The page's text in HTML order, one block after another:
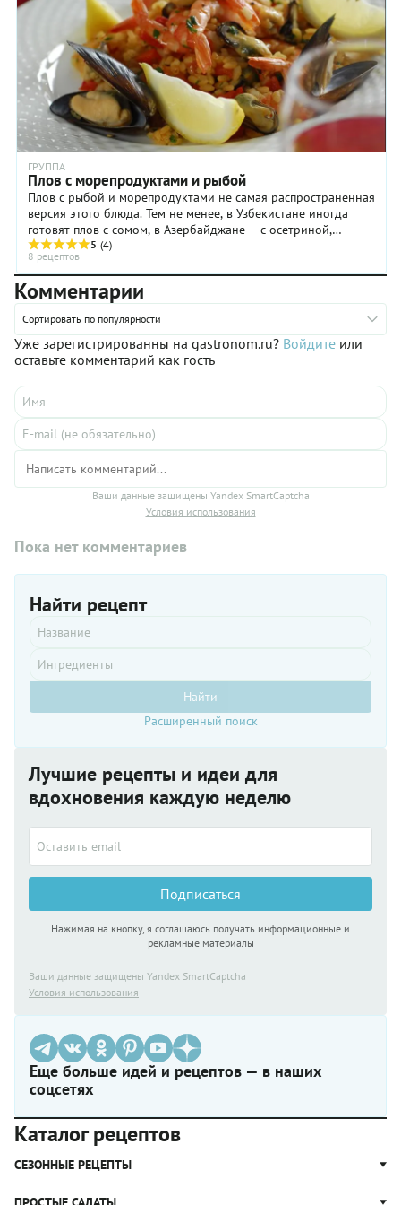
классике.
Готовится
долго,
требует
внимания,
но
каждая
потраченная
минута
того
стоит.
«пальчики
оближешь» —
и ей
почему-
то
хочется
верить.
ГРУППА
Плов с морепродуктами и рыбой
Плов с рыбой и морепродуктами не самая распространенная
версия этого блюда. Тем не менее, в Узбекистане иногда
готовят плов с сомом, в Азербайджане – с осетриной,
жерехом или сазаном, в Индии – с ...
5 (4)
8 рецептов
Комментарии
Сортировать по популярности
Уже зарегистрированны на gastronom.ru? Войдите или
оставьте комментарий как гость
Ваши данные защищены Yandex SmartCaptcha
Условия использования
Пока нет комментариев
Найти рецепт
Найти
Расширенный поиск
Лучшие рецепты и идеи для
вдохновения каждую неделю
Подписаться
Нажимая на кнопку, я соглашаюсь получать информационные и
рекламные материалы
Ваши данные защищены Yandex SmartCaptcha
Условия использования
Еще больше идей и рецептов — в наших
соцсетях
Каталог рецептов
СЕЗОННЫЕ РЕЦЕПТЫ
Рецепты из капусты